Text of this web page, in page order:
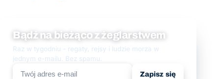
Bądź na bieżąco z żeglarstwem
Raz w tygodniu - regaty, rejsy i ludzie morza w
jednym e-mailu. Bez spamu.
Zapisz się